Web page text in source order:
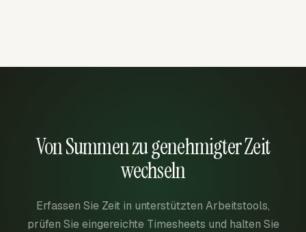
Von Summen zu genehmigter Zeit
wechseln
Erfassen Sie Zeit in unterstützten Arbeitstools,
prüfen Sie eingereichte Timesheets und halten Sie